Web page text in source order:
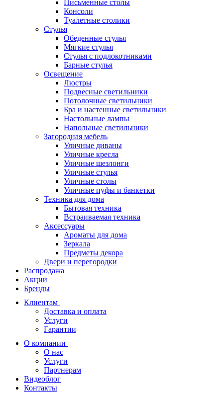
Письменные столы
Консоли
Туалетные столики
Стулья
Обеденные стулья
Мягкие стулья
Стулья с подлокотниками
Барные стулья
Освещение
Люстры
Подвесные светильники
Потолочные светильники
Бра и настенные светильники
Настольные лампы
Напольные светильники
Загородная мебель
Уличные диваны
Уличные кресла
Уличные шезлонги
Уличные стулья
Уличные столы
Уличные пуфы и банкетки
Техника для дома
Бытовая техника
Встраиваемая техника
Аксессуары
Ароматы для дома
Зеркала
Предметы декора
Двери и перегородки
Распродажа
Акции
Бренды
Клиентам
Доставка и оплата
Услуги
Гарантии
О компании
О нас
Услуги
Партнерам
Видеоблог
Контакты